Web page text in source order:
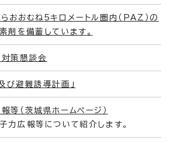
おおむね5キロメートル圏内（PAZ）の
剤を備蓄しています。
策懇談会
び避難誘導計画」
等（茨城県ホームページ）
力広報等について紹介します。